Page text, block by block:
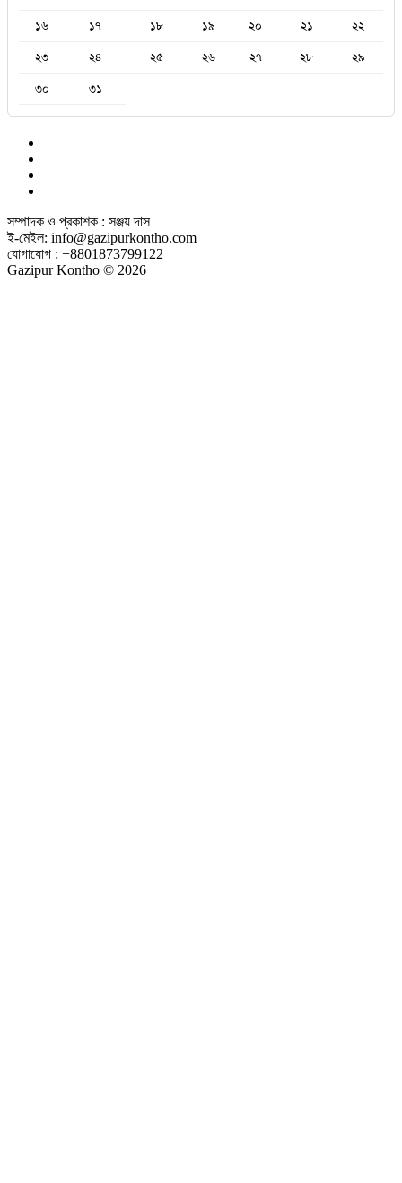
১৬
১৭ ১৮ ১৯ ২০ ২১
২২
২৩
২৪ ২৫ ২৬ ২৭ ২৮
২৯
৩০
৩১
সম্পাদক ও প্রকাশক : সঞ্জয় দাস
ই-মেইল: info@gazipurkontho.com
যোগাযোগ : +8801873799122
Gazipur Kontho © 2026